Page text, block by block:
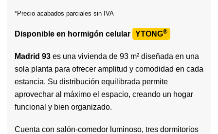
*Precio acabados parciales sin IVA
Disponible en hormigón celular YTONG®
Madrid 93 es una vivienda de 93 m² diseñada en una
sola planta para ofrecer amplitud y comodidad en cada
estancia. Su distribución equilibrada permite
aprovechar al máximo el espacio, creando un hogar
funcional y bien organizado.
Cuenta con salón-comedor luminoso, tres dormitorios